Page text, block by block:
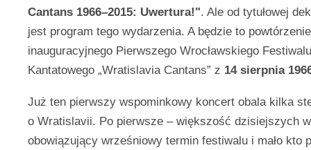
Cantans 1966–2015: Uwertura!". Ale od tytułowej
jest program tego wydarzenia. A będzie to
inauguracyjnego Pierwszego Wrocławskiego
Kantatowego „Wratislavia Cantans” z 14 sierpnia
Już ten pierwszy wspominkowy koncert obala kilka
o Wratislavii. Po pierwsze – większość dzisiejszych
obowiązujący wrześniowy termin festiwalu i mało kto